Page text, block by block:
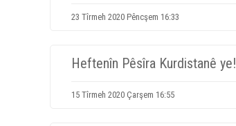
23 Tîrmeh 2020 Pêncşem 16:33
Heftenîn Pêsîra Kurdistanê ye!
15 Tîrmeh 2020 Çarşem 16:55